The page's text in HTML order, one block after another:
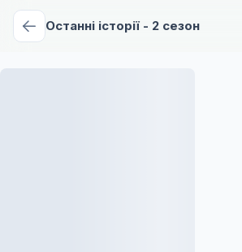
Останні історії - 2 сезон